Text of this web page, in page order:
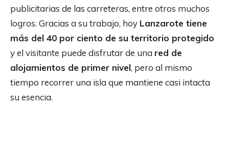
publicitarias de las carreteras, entre otros muchos
logros. Gracias a su trabajo, hoy Lanzarote tiene
más del 40 por ciento de su territorio protegido
y el visitante puede disfrutar de una red de
alojamientos de primer nivel, pero al mismo
tiempo recorrer una isla que mantiene casi intacta
su esencia.